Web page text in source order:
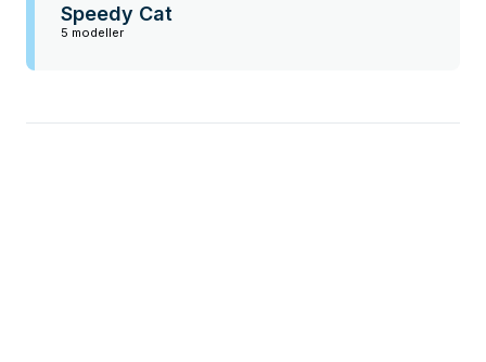
Speedy Cat
5 modeller